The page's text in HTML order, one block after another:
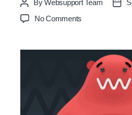
Post
author
ByWebsupport Team
Post
No Comments
nová
vizuální
identita
Websupportu